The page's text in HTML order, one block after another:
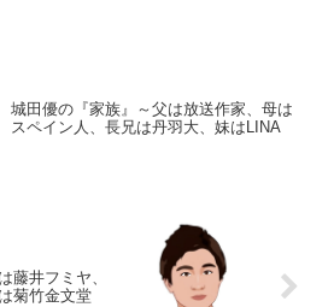
城田優の『家族』～父は放送作家、母は
スペイン人、長兄は丹羽大、妹はLINA
藤井フミヤ、
菊竹金文堂